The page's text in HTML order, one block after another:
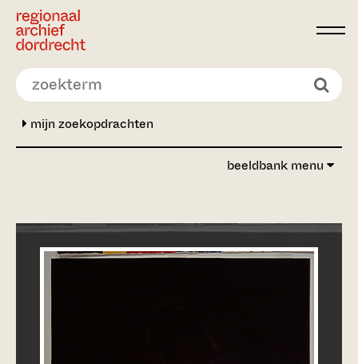
Ga direct naar de inhoud
mijn zoekopdrachten
beeldbank menu